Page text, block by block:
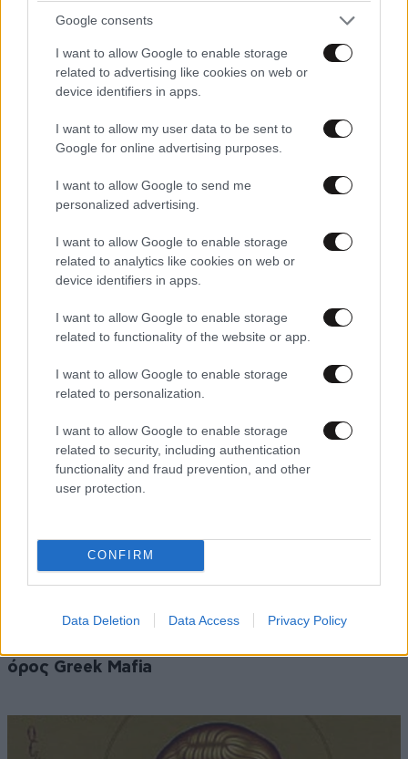
Google consents
I want to allow Google to enable storage
related to advertising like cookies on web or
device identifiers in apps.
I want to allow my user data to be sent to
Google for online advertising purposes.
I want to allow Google to send me
personalized advertising.
I want to allow Google to enable storage
related to analytics like cookies on web or
device identifiers in apps.
I want to allow Google to enable storage
related to functionality of the website or app.
I want to allow Google to enable storage
related to personalization.
I want to allow Google to enable storage
related to security, including authentication
functionality and fraud prevention, and other
user protection.
CONFIRM
Data Deletion Data Access Privacy Policy
Η αυτοκρατορία του «Έντικ» και ο «μεγάλος»
όρος Greek Mafia